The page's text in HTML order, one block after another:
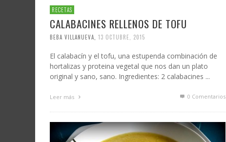
RECETAS
CALABACINES RELLENOS DE TOFU
BEBA VILLANUEVA 13 OCTUBRE, 2015
El calabacín y el tofu, una estupenda combinación de
hortalizas y proteina vegetal que nos dan un plato
original y sano, sano. Ingredientes: 2 calabacines ...
Leer más 0 Comentarios